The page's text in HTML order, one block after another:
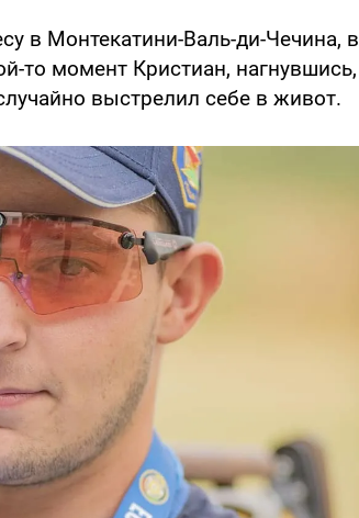
в Монтекатини-Валь-ди-Чечина, в
то момент Кристиан, нагнувшись,
выстрелил себе в живот.